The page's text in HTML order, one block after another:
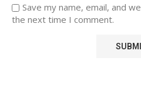
Save my name, email, and
the next time I comment.